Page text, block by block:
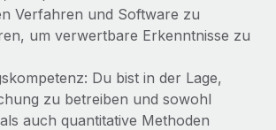
Verfahren und Software zu
um verwertbare Erkenntnisse zu
Du bist in der Lage,
zu betreiben und sowohl
auch quantitative Methoden